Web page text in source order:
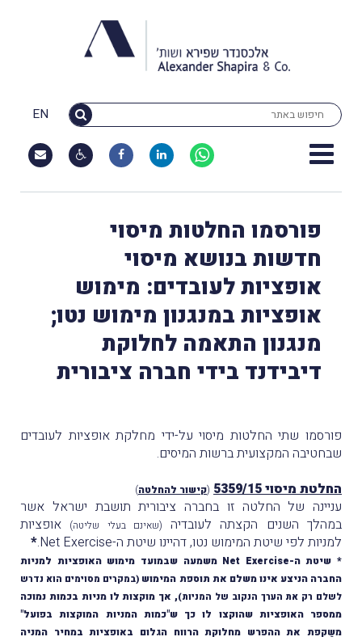
EN
פורסמו החלטות מיסוי
חדשות בנושא מיסוי
אופציות לעובדים: מימוש
אופציות במנגנון מימוש נטו;
מנגנון התאמה לחלוקת
דיבידנד בידי חברה ציבורית
פורסמו שתי החלטות מיסוי על-ידי מחלקת אופציות לעובדים
שבחטיבה המקצועית ברשות המיסים.
החלטת מיסוי 5359/15
(קישור להחלטה)
עניינה של החלטה זו בחברה ציבורית תושבת ישראל אשר
במהלך השנים הקצתה לעובדיה
(שאינם בעלי שליטה)
אופציות
למניות לפי שיטת המימוש נטו, דהיינו שיטת ה-Net Exercise.
*
* שיטת ה-Net Exercise משמעה שבמועד מימוש האופציות למניות
החברה הניצע אינו משלם את תוספת המימוש (במקרים מסוימים הוא נדרש
לשלם רק את הערך הנקוב של המניות), אך מוקצות לו מניות בכמות נמוכה
ממספר האופציות שהוקצו לו כך ש"כמות המניות המוקצות בפועל"
משַקפת את ההפרש מחלוקת הרווח הגלום באופציות במחיר המניה